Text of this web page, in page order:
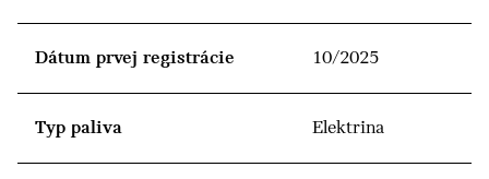
Dátum prvej registrácie 10/2025
Typ paliva Elektrina